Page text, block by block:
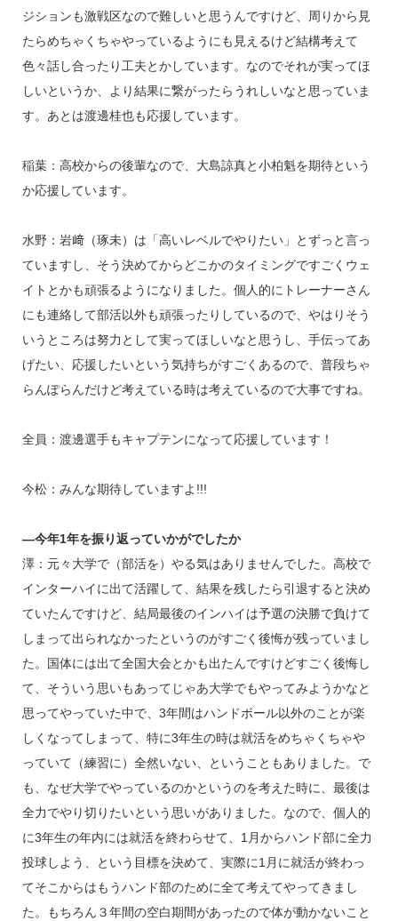
ジションも激戦区なので難しいと思うんですけど、周りから見
たらめちゃくちゃやっているようにも見えるけど結構考えて
色々話し合ったり工夫とかしています。なのでそれが実ってほ
しいというか、より結果に繋がったらうれしいなと思っていま
す。あとは渡邊桂也も応援しています。
稲葉：高校からの後輩なので、大島諒真と小柏魁を期待という
か応援しています。
水野：岩﨑（琢未）は「高いレベルでやりたい」とずっと言っ
ていますし、そう決めてからどこかのタイミングですごくウェ
イトとかも頑張るようになりました。個人的にトレーナーさん
にも連絡して部活以外も頑張ったりしているので、やはりそう
いうところは努力として実ってほしいなと思うし、手伝ってあ
げたい、応援したいという気持ちがすごくあるので、普段ちゃ
らんぽらんだけど考えている時は考えているので大事ですね。
全員：渡邊選手もキャプテンになって応援しています！
今松：みんな期待していますよ!!!
―今年1年を振り返っていかがでしたか
澤：元々大学で（部活を）やる気はありませんでした。高校で
インターハイに出て活躍して、結果を残したら引退すると決め
ていたんですけど、結局最後のインハイは予選の決勝で負けて
しまって出られなかったというのがすごく後悔が残っていまし
た。国体には出て全国大会とかも出たんですけどすごく後悔し
て、そういう思いもあってじゃあ大学でもやってみようかなと
思ってやっていた中で、3年間はハンドボール以外のことが楽
しくなってしまって、特に3年生の時は就活をめちゃくちゃや
っていて（練習に）全然いない、ということもありました。で
も、なぜ大学でやっているのかというのを考えた時に、最後は
全力でやり切りたいという思いがありました。なので、個人的
に3年生の年内には就活を終わらせて、1月からハンド部に全力
投球しよう、という目標を決めて、実際に1月に就活が終わっ
てそこからはもうハンド部のために全て考えてやってきまし
た。もちろん３年間の空白期間があったので体が動かないこと